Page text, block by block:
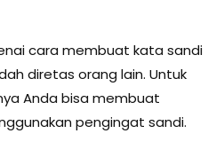
cara membuat kata sandi
diretas orang lain. Untuk
Anda bisa membuat
pengingat sandi.